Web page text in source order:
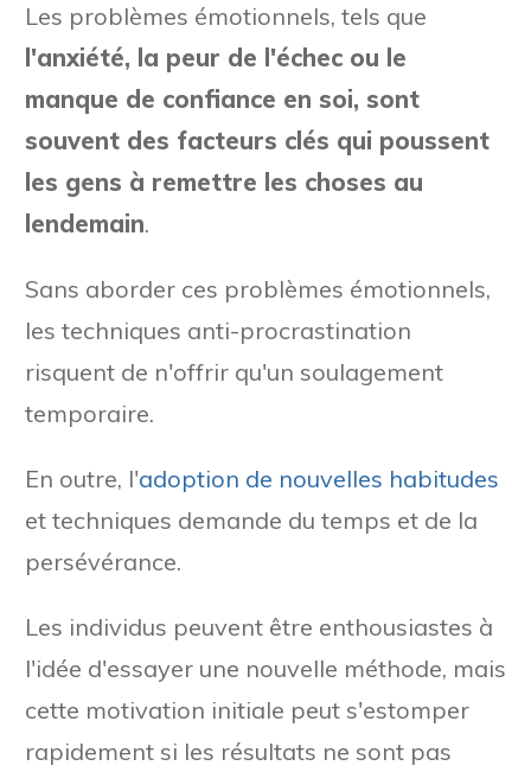
Les problèmes émotionnels, tels que
l'anxiété, la peur de l'échec ou le
manque de confiance en soi, sont
souvent des facteurs clés qui poussent
les gens à remettre les choses au
lendemain.
Sans aborder ces problèmes émotionnels,
les techniques anti-procrastination
risquent de n'offrir qu'un soulagement
temporaire.
En outre, l'adoption de nouvelles habitudes
et techniques demande du temps et de la
persévérance.
Les individus peuvent être enthousiastes à
l'idée d'essayer une nouvelle méthode, mais
cette motivation initiale peut s'estomper
rapidement si les résultats ne sont pas